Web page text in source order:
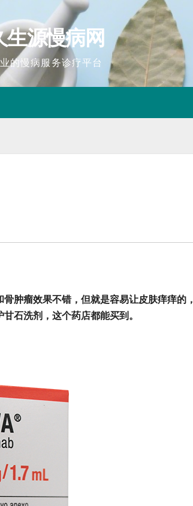
生源慢病网
的慢病服务诊疗平台
肿瘤效果不错，但就是容易让皮肤痒痒的，
石洗剂，这个药店都能买到。